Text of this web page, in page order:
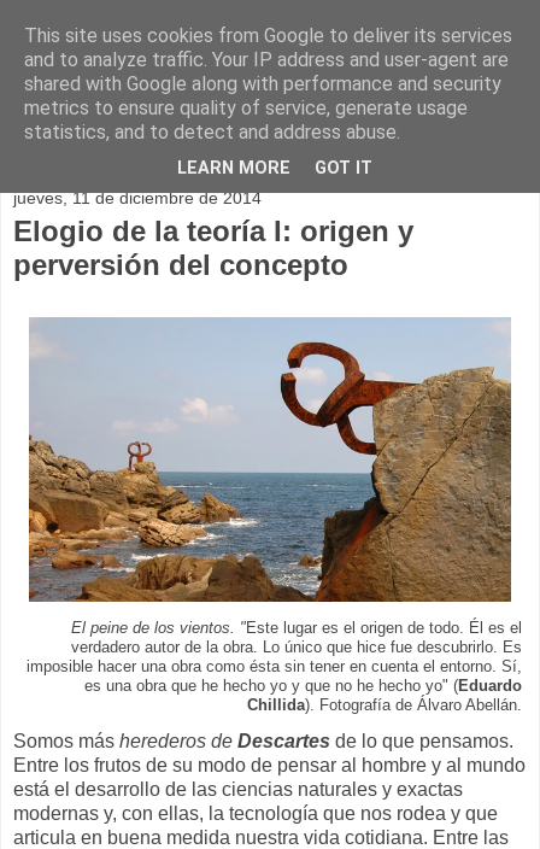
jueves, 11 de diciembre de 2014
Elogio de la teoría I: origen y
perversión del concepto
El peine de los vientos. "Este lugar es el origen de todo. Él es el
verdadero autor de la obra. Lo único que hice fue descubrirlo. Es
imposible hacer una obra como ésta sin tener en cuenta el entorno. Sí,
es una obra que he hecho yo y que no he hecho yo" (Eduardo
Chillida). Fotografía de Álvaro Abellán.
Somos más herederos de Descartes de lo que pensamos.
Entre los frutos de su modo de pensar al hombre y al mundo
está el desarrollo de las ciencias naturales y exactas
modernas y, con ellas, la tecnología que nos rodea y que
articula en buena medida nuestra vida cotidiana. Entre las
This site uses cookies from Google to deliver its services
and to analyze traffic. Your IP address and user-agent are
shared with Google along with performance and security
metrics to ensure quality of service, generate usage
statistics, and to detect and address abuse.
LEARN MORE GOT IT